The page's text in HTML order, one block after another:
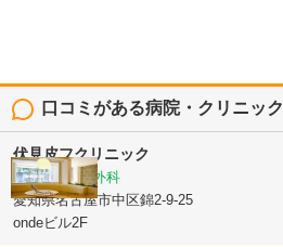
口コミがある病院・クリニック
伏見皮フクリニック
皮膚科, 形成外科
愛知県名古屋市中区錦2-9-25
ondeビル2F